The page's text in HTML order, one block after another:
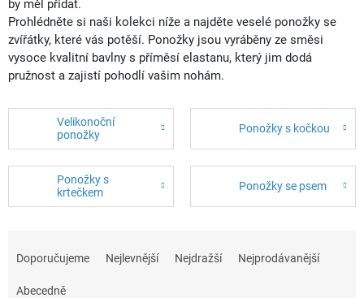
by měl přidat.
Prohlédněte si naši kolekci níže a najděte veselé ponožky se
zvířátky, které vás potěší. Ponožky jsou vyráběny ze směsi
vysoce kvalitní bavlny s příměsí elastanu, který jim dodá
pružnost a zajistí pohodlí vašim nohám.
Velikonoční
ponožky
Ponožky s kočkou
Ponožky s
krtečkem
Ponožky se psem
Doporučujeme Nejlevnější Nejdražší Nejprodávanější
Abecedně